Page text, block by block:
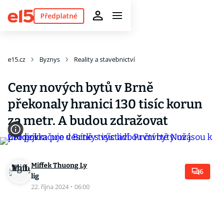
Předplatné
e15.cz Byznys Reality a stavebnictví
Ceny nových bytů v Brně
překonaly hranici 130 tisíc korun
za metr. A budou zdražovat
Miffek Thuong Ly
lig
22. října 2024 · 06:00
6